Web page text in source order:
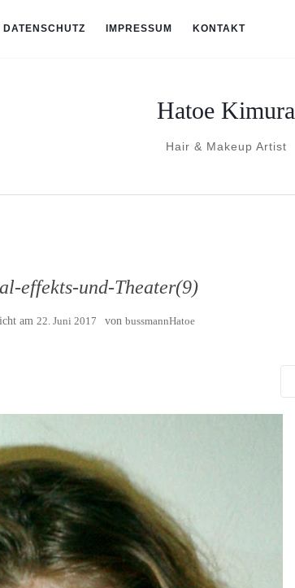
DATENSCHUTZ IMPRESSUM KONTAKT
Hatoe Kimura
Hair & Makeup Artist
effekts-und-Theater(9)
am22. Juni 2017 vonbussmannHatoe